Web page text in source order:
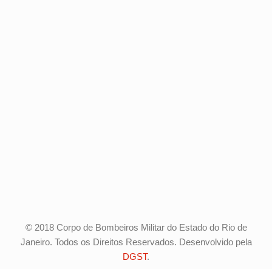
© 2018 Corpo de Bombeiros Militar do Estado do Rio de
Janeiro. Todos os Direitos Reservados. Desenvolvido pela
DGST.